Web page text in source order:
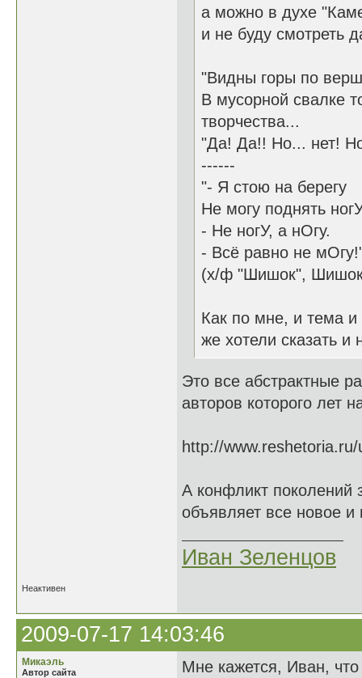
а можно в духе
и не буду смотреть
"Видны горы по
В мусорной свалке
творчества...
"Да! Да!! Но... нет!
------
"- Я стою на берегу
Не могу поднять
- Не ногУ, а нОгу.
- Всё равно не
(х/ф "Шишок",
Как по мне, и тема
же хотели сказать и
Это все абстрактные
авторов которого лет
http://
А конфликт поколений
объявляет все новое и
Иван Зеленцов
Неактивен
2009-07-17 14:03:46
Микаэль
Автор сайта
Мне кажется, Иван,